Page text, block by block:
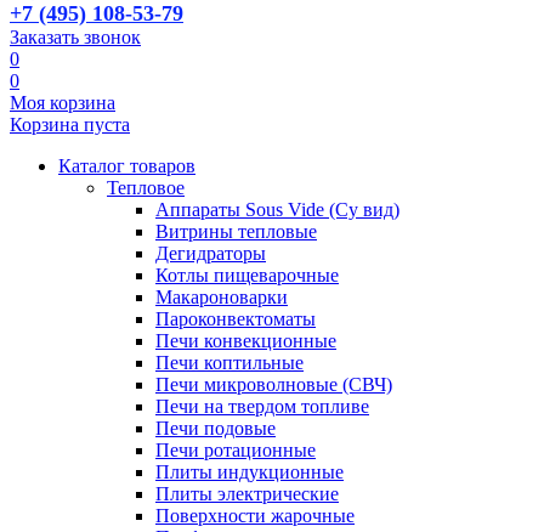
+7 (495) 108-53-79
Заказать звонок
0
0
Моя корзина
Корзина пуста
Каталог товаров
Тепловое
Аппараты Sous Vide (Су вид)
Витрины тепловые
Дегидраторы
Котлы пищеварочные
Макароноварки
Пароконвектоматы
Печи конвекционные
Печи коптильные
Печи микроволновые (СВЧ)
Печи на твердом топливе
Печи подовые
Печи ротационные
Плиты индукционные
Плиты электрические
Поверхности жарочные